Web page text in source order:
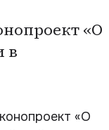
«О
в
«О